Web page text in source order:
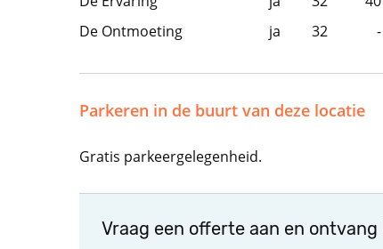
De Ontmoeting
ja 32 -
Parkeren in de buurt van deze locatie
Gratis parkeergelegenheid.
Vraag een offerte aan en